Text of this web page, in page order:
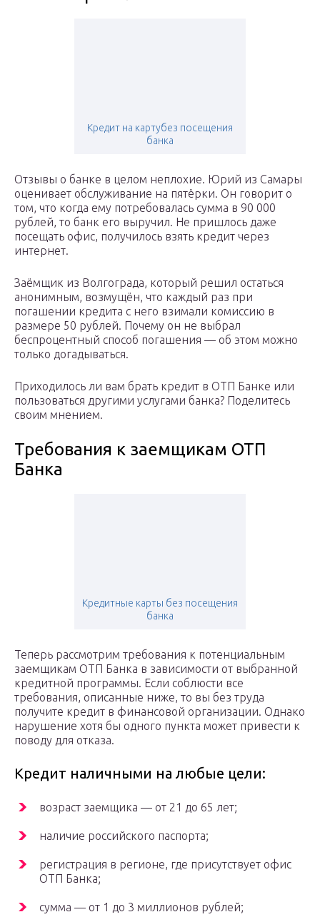
Кредит на картубез посещения
банка
Отзывы о банке в целом неплохие. Юрий из Самары
оценивает обслуживание на пятёрки. Он говорит о
том, что когда ему потребовалась сумма в 90 000
рублей, то банк его выручил. Не пришлось даже
посещать офис, получилось взять кредит через
интернет.
Заёмщик из Волгограда, который решил остаться
анонимным, возмущён, что каждый раз при
погашении кредита с него взимали комиссию в
размере 50 рублей. Почему он не выбрал
беспроцентный способ погашения — об этом можно
только догадываться.
Приходилось ли вам брать кредит в ОТП Банке или
пользоваться другими услугами банка? Поделитесь
своим мнением.
Требования к заемщикам ОТП
Банка
Кредитные карты без посещения
банка
Теперь рассмотрим требования к потенциальным
заемщикам ОТП Банка в зависимости от выбранной
кредитной программы. Если соблюсти все
требования, описанные ниже, то вы без труда
получите кредит в финансовой организации. Однако
нарушение хотя бы одного пункта может привести к
поводу для отказа.
Кредит наличными на любые цели:
возраст заемщика — от 21 до 65 лет;
наличие российского паспорта;
регистрация в регионе, где присутствует офис
ОТП Банка;
сумма — от 1 до 3 миллионов рублей;